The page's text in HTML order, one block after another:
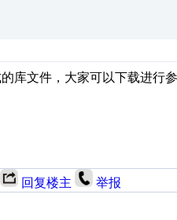
库文件，大家可以下载进
回复楼主 举报